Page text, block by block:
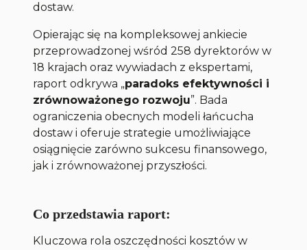
dostaw.
Opierając się na kompleksowej ankiecie
przeprowadzonej wśród 258 dyrektorów w
18 krajach oraz wywiadach z ekspertami,
raport odkrywa „paradoks efektywności i
zrównoważonego rozwoju”. Bada
ograniczenia obecnych modeli łańcucha
dostaw i oferuje strategie umożliwiające
osiągnięcie zarówno sukcesu finansowego,
jak i zrównoważonej przyszłości.
Co przedstawia raport:
Kluczowa rola oszczędności kosztów w